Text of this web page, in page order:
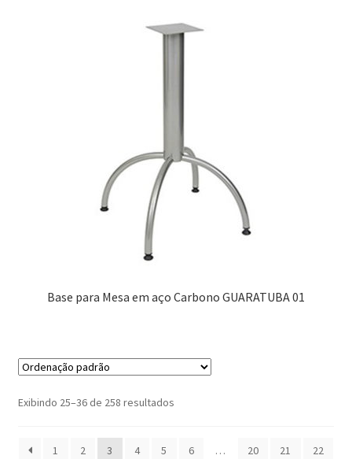
Base para Mesa em aço Carbono GUARATUBA 01
Exibindo 25–36 de 258 resultados
1 2 3 4 5 6 … 20 21 22